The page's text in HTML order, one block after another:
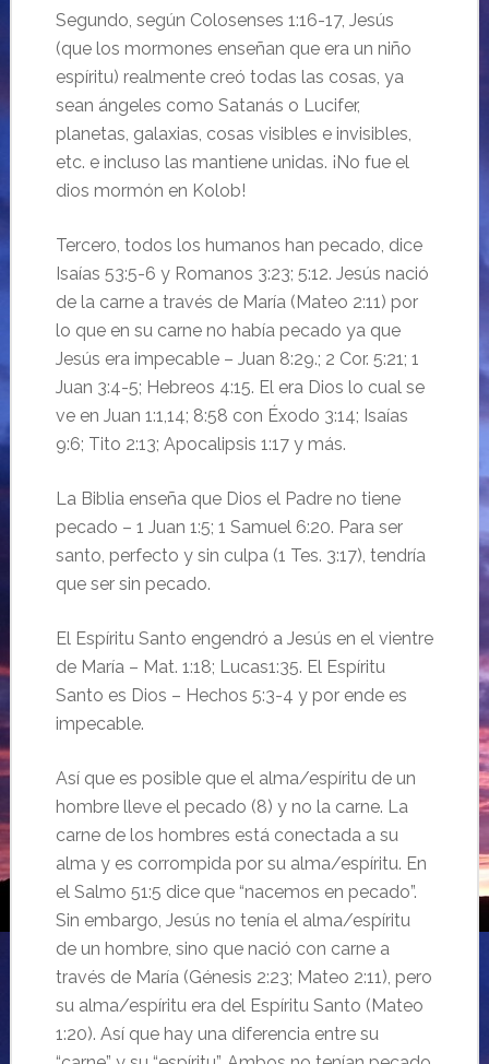
Segundo, según Colosenses 1:16-17, Jesús
(que los mormones enseñan que era un niño
espíritu) realmente creó todas las cosas, ya
sean ángeles como Satanás o Lucifer,
planetas, galaxias, cosas visibles e invisibles,
etc. e incluso las mantiene unidas. ¡No fue el
dios mormón en Kolob!
Tercero, todos los humanos han pecado, dice
Isaías 53:5-6 y Romanos 3:23; 5:12. Jesús nació
de la carne a través de María (Mateo 2:11) por
lo que en su carne no había pecado ya que
Jesús era impecable – Juan 8:29.; 2 Cor. 5:21; 1
Juan 3:4-5; Hebreos 4:15. El era Dios lo cual se
ve en Juan 1:1,14; 8:58 con Éxodo 3:14; Isaías
9:6; Tito 2:13; Apocalipsis 1:17 y más.
La Biblia enseña que Dios el Padre no tiene
pecado – 1 Juan 1:5; 1 Samuel 6:20. Para ser
santo, perfecto y sin culpa (1 Tes. 3:17), tendría
que ser sin pecado.
El Espíritu Santo engendró a Jesús en el vientre
de María – Mat. 1:18; Lucas1:35. El Espíritu
Santo es Dios – Hechos 5:3-4 y por ende es
impecable.
Así que es posible que el alma/espíritu de un
hombre lleve el pecado (8) y no la carne. La
carne de los hombres está conectada a su
alma y es corrompida por su alma/espíritu. En
el Salmo 51:5 dice que “nacemos en pecado”.
Sin embargo, Jesús no tenía el alma/espíritu
de un hombre, sino que nació con carne a
través de María (Génesis 2:23; Mateo 2:11), pero
su alma/espíritu era del Espíritu Santo (Mateo
1:20). Así que hay una diferencia entre su